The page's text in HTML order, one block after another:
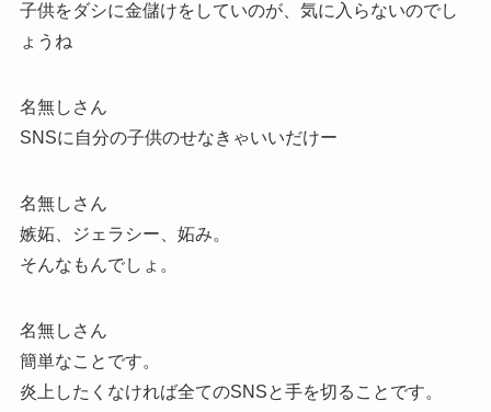
子供をダシに金儲けをしていのが、気に入らないのでし
ょうね
名無しさん
SNSに自分の子供のせなきゃいいだけー
名無しさん
嫉妬、ジェラシー、妬み。
そんなもんでしょ。
名無しさん
簡単なことです。
炎上したくなければ全てのSNSと手を切ることです。